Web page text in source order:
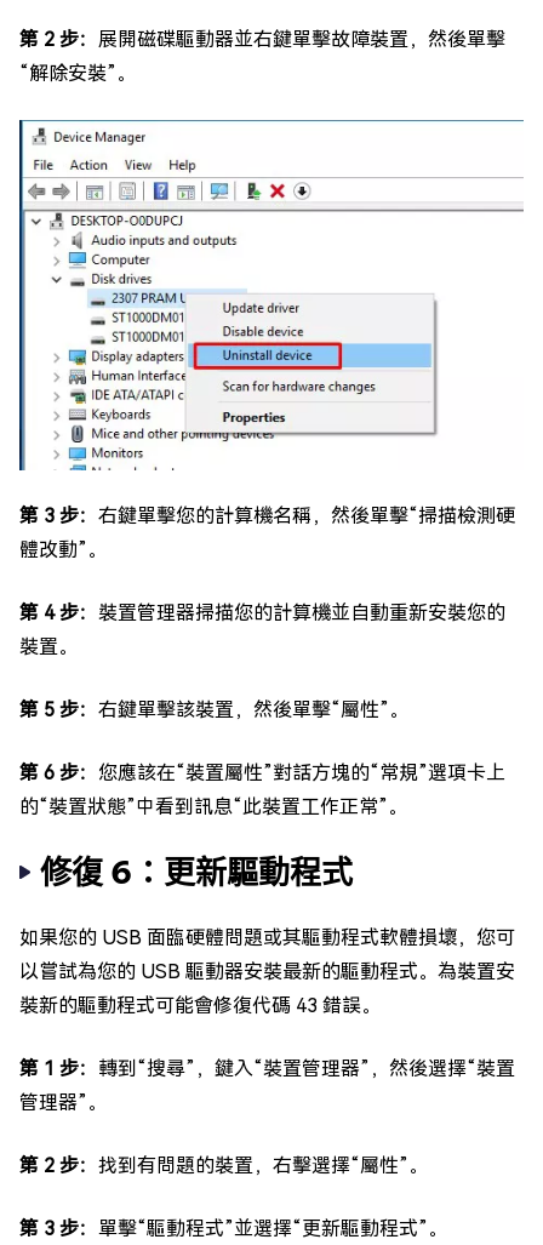
第 2 步： 展開磁碟驅動器並右鍵單擊故障裝置，然後單擊
“解除安裝”。
第 3 步： 右鍵單擊您的計算機名稱，然後單擊“掃描檢測硬
體改動”。
第 4 步： 裝置管理器掃描您的計算機並自動重新安裝您的
裝置。
第 5 步： 右鍵單擊該裝置，然後單擊“屬性”。
第 6 步： 您應該在“裝置屬性”對話方塊的“常規”選項卡上
的“裝置狀態”中看到訊息“此裝置工作正常”。
修復 6：更新驅動程式
如果您的 USB 面臨硬體問題或其驅動程式軟體損壞，您可
以嘗試為您的 USB 驅動器安裝最新的驅動程式。為裝置安
裝新的驅動程式可能會修復代碼 43 錯誤。
第 1 步： 轉到“搜尋”，鍵入“裝置管理器”，然後選擇“裝置
管理器”。
第 2 步： 找到有問題的裝置，右擊選擇“屬性”。
第 3 步： 單擊“驅動程式”並選擇“更新驅動程式”。